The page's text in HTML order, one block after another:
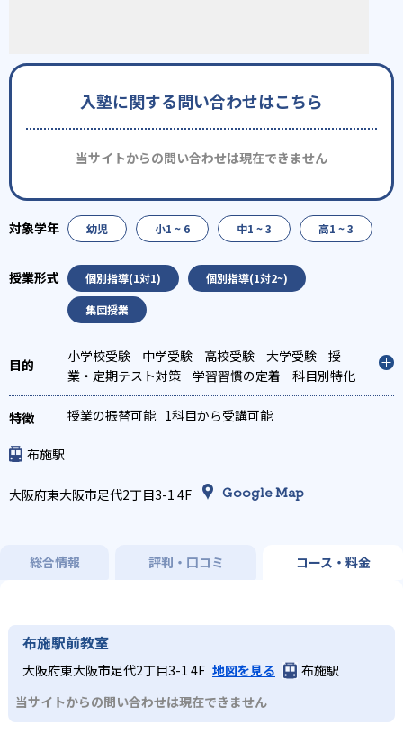
入塾に関する問い合わせはこちら
当サイトからの問い合わせは現在できません
幼児 小1 ~ 6 中1 ~ 3 高1 ~ 3
個別指導(1対1) 個別指導(1対2~)
集団授業
小学校受験 中学受験 高校受験 大学受験
授
業・定期テスト対策
学習習慣の定着
科目別特化
対策
授業の振替可能 1科目から受講可能
布施駅
大阪府東大阪市足代2丁目3-1 4F Google Map
総合情報 評判・口コミ コース・料金
布施駅前教室
大阪府東大阪市足代2丁目3-1 4F 地図を見る
布施駅
当サイトからの問い合わせは現在できません